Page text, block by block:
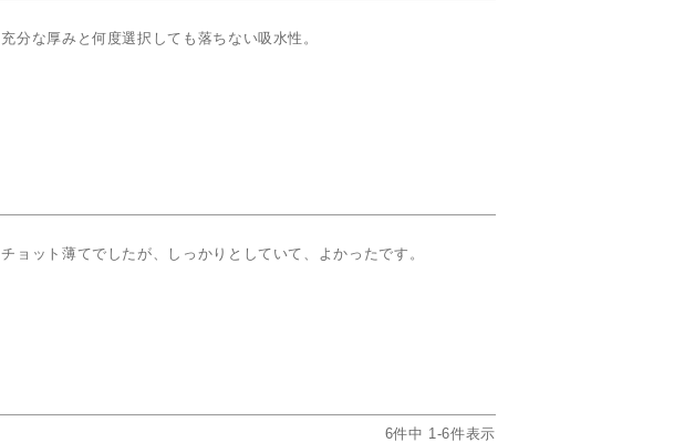
充分な厚みと何度選択しても落ちない吸水性。
チョット薄てでしたが、しっかりとしていて、よかったです。
6件中 1 -6件表示